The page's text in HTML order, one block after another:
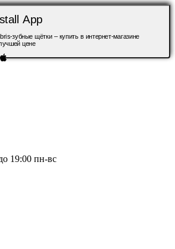
App
зубные щётки – купить в интернет-магазине
цене
19:00 пн-вс